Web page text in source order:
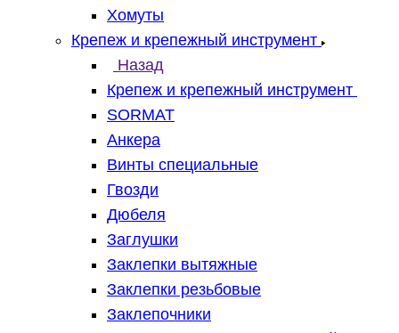
Хомуты
Крепеж и крепежный инструмент
Назад
Крепеж и крепежный инструмент
SORMAT
Анкера
Винты специальные
Гвозди
Дюбеля
Заглушки
Заклепки вытяжные
Заклепки резьбовые
Заклепочники